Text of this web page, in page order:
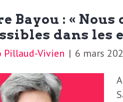
Bayou : «
dans les
Pillaud-Vivien | 6 mars